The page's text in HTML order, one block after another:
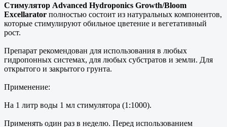
Стимулятор Advanced Hydroponics Growth/Bloom
Excellarator полностью состоит из натуральных компонентов,
которые стимулируют обильное цветение и вегетативный
рост.
Препарат рекомендован для использования в любых
гидропонных системах, для любых субстратов и земли. Для
открытого и закрытого грунта.
Применение:
На 1 литр воды 1 мл стимулятора (1:1000).
Применять один раз в неделю. Перед использованием